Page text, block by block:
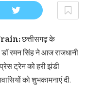
छत्तीसगढ़ के
रमन सिंह ने आज राजधानी
ट्रेन को हरी झंडी
को शुभकामनाएं दी.